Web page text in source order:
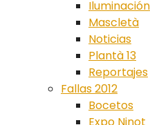
Iluminación
Mascletà
Noticias
Plantà 13
Reportajes
Fallas 2012
Bocetos